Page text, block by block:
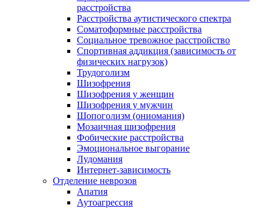
расстройства
Расстройства аутистического спектра
Соматоформные расстройства
Социальное тревожное расстройство
Спортивная аддикция (зависимость от
физических нагрузок)
Трудоголизм
Шизофрения
Шизофрения у женщин
Шизофрения у мужчин
Шопоголизм (ониомания)
Мозаичная шизофрения
Фобические расстройства
Эмоциональное выгорание
Лудомания
Интернет-зависимость
Отделение неврозов
Апатия
Аутоагрессия